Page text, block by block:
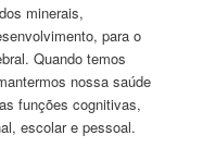
minerais,
para o
Quando temos
nossa saúde
funções cognitivas,
escolar e pessoal.